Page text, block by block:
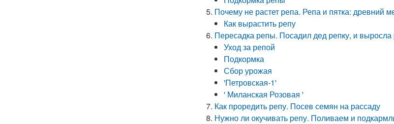
Почему не растет репа. Репа и пятка: древний
Как вырастить репу
Пересадка репы. Посадил дед репку, и
Уход за репой
Подкормка
Сбор урожая
'Петровская-1'
' Миланская Розовая '
Как проредить репу. Посев семян на рассаду
Нужно ли окучивать репу. Поливаем и